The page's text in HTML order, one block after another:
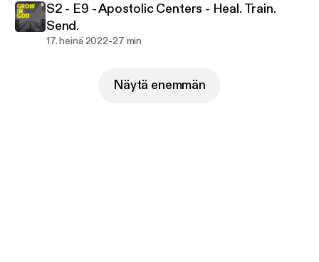
S2 - E9 - Apostolic Centers - Heal. Train.
Send.
17. heinä 2022-27 min
Näytä enemmän